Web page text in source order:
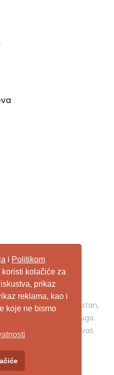
i Politikom
kolačiće za
prikaz
reklama, kao i
koje ne bismo
sveobuhvatan
Ukoliko je u pitanju stan,
prostor, ili neka druga
je pravo mjesto za vaš